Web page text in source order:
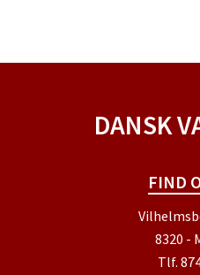
DANSK
FIND
8320 -
Tlf.